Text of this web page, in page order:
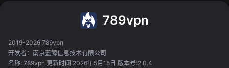
789vpn
2019-2026 789vpn
开发者：南京蓝鲸信息技术有限公司
名称: 789vpn 更新时间:2026年5月15日 版本号:2.0.4